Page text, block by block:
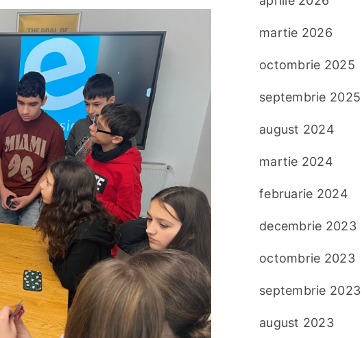
martie 2026
octombrie 2025
septembrie 2025
august 2024
martie 2024
februarie 2024
decembrie 2023
octombrie 2023
septembrie 2023
august 2023